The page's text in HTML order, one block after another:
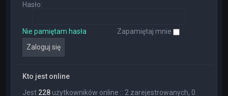
Hasło:
Nie pamiętam hasła Zapamiętaj mnie
Kto jest online
Jest 228 użytkowników online :: 2 zarejestrowanych, 0